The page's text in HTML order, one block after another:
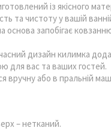
із якісного
та чистоту у вашій
запобігає
дизайн килимка
для вас та ваших гостей.
або в пральній
– нетканий.